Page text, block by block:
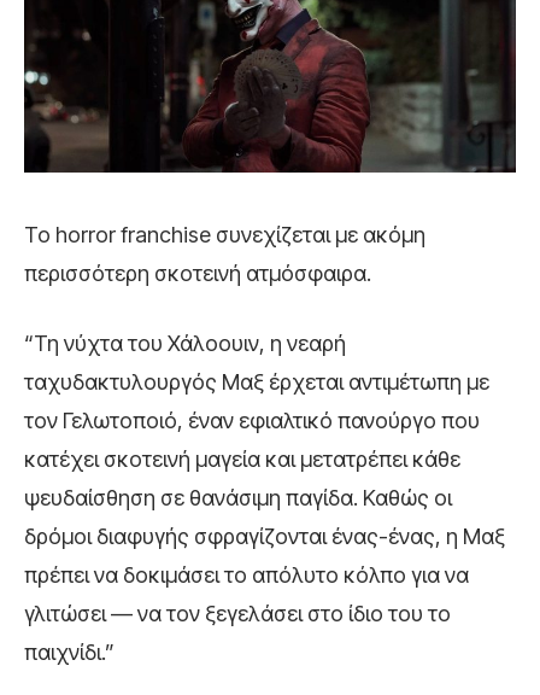
Το horror franchise συνεχίζεται με ακόμη
περισσότερη σκοτεινή ατμόσφαιρα.
“Τη νύχτα του Χάλοουιν, η νεαρή
ταχυδακτυλουργός Μαξ έρχεται αντιμέτωπη με
τον Γελωτοποιό, έναν εφιαλτικό πανούργο που
κατέχει σκοτεινή μαγεία και μετατρέπει κάθε
ψευδαίσθηση σε θανάσιμη παγίδα. Καθώς οι
δρόμοι διαφυγής σφραγίζονται ένας-ένας, η Μαξ
πρέπει να δοκιμάσει το απόλυτο κόλπο για να
γλιτώσει — να τον ξεγελάσει στο ίδιο του το
παιχνίδι.”